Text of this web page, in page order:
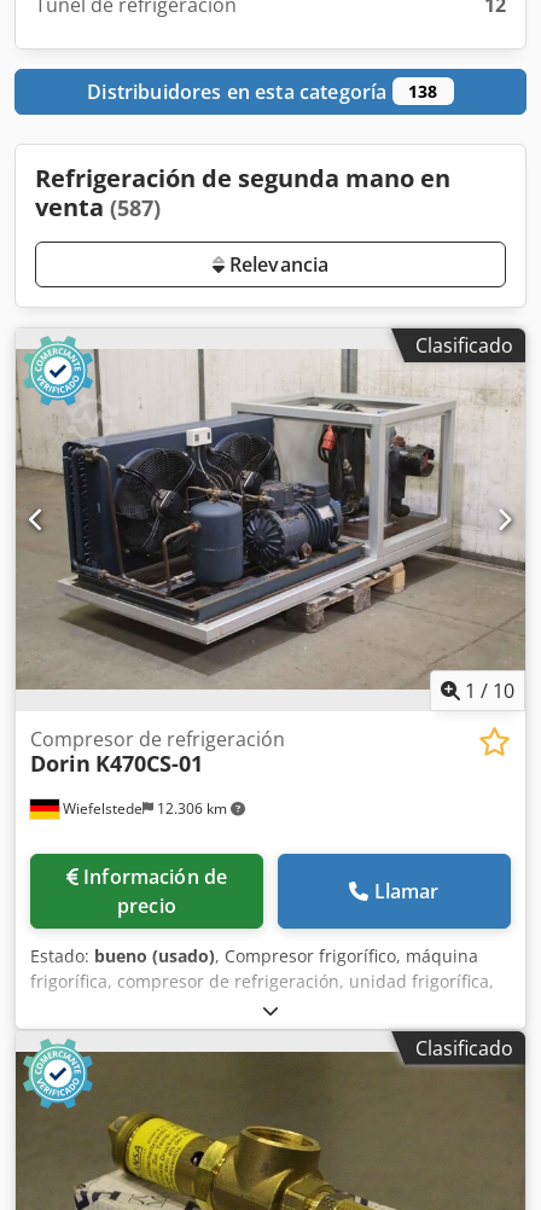
Distribuidores en esta categoría 138
Refrigeración de segunda mano en
venta (587)
Relevancia
Clasificado
1 / 10
Wiefelstede 12.306 km
Compresor de refrigeración
Dorin K470CS-01
Información de
precio
Llamar
Estado: bueno (usado), Compresor frigorífico, máquina
frigorífica, compresor de refrigeración, unidad frigorífica,
compresor de refrigeración, compresor, compresor de
motor, máquina de refrigeración, unidad de refrigeración.
-Fabricante: Dorin, compresor frigorífico, unidad frigorífica
completa -Tipo: UA - K470CS-01 -Potencia: 3,48 kW / 1450
rpm -Caudal volumétrico: 23,37 m³/h Chodpsif Hunofx
Abpja -Presión máxima de funcionamiento: 30,5 bar -
Cantidad: 2 unidades disponibles -Precio: por unidad -
Dimensiones totales: 1900/1000/A940 mm -Peso: 304
Clasificado